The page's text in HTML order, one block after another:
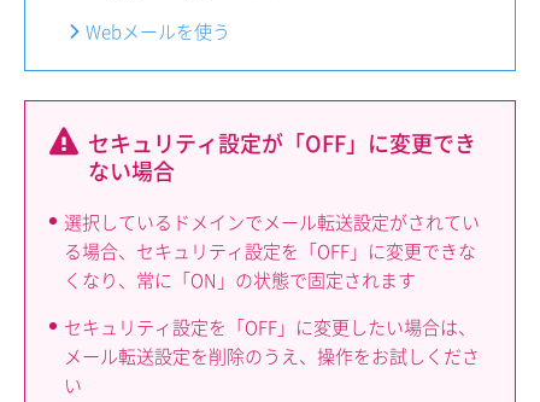
Webメールを使う
セキュリティ設定が「OFF」に変更でき
ない場合
選択しているドメインでメール転送設定がされてい
る場合、セキュリティ設定を「OFF」に変更できな
くなり、常に「ON」の状態で固定されます
セキュリティ設定を「OFF」に変更したい場合は、
メール転送設定を削除のうえ、操作をお試しくださ
い